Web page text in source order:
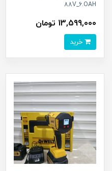
88V_6.OAH
13,599,000 تومان